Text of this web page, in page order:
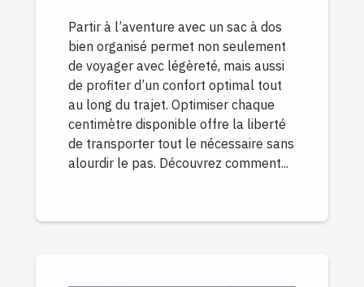
Partir à l’aventure avec un sac à dos
bien organisé permet non seulement
de voyager avec légèreté, mais aussi
de profiter d’un confort optimal tout
au long du trajet. Optimiser chaque
centimètre disponible offre la liberté
de transporter tout le nécessaire sans
alourdir le pas. Découvrez comment...